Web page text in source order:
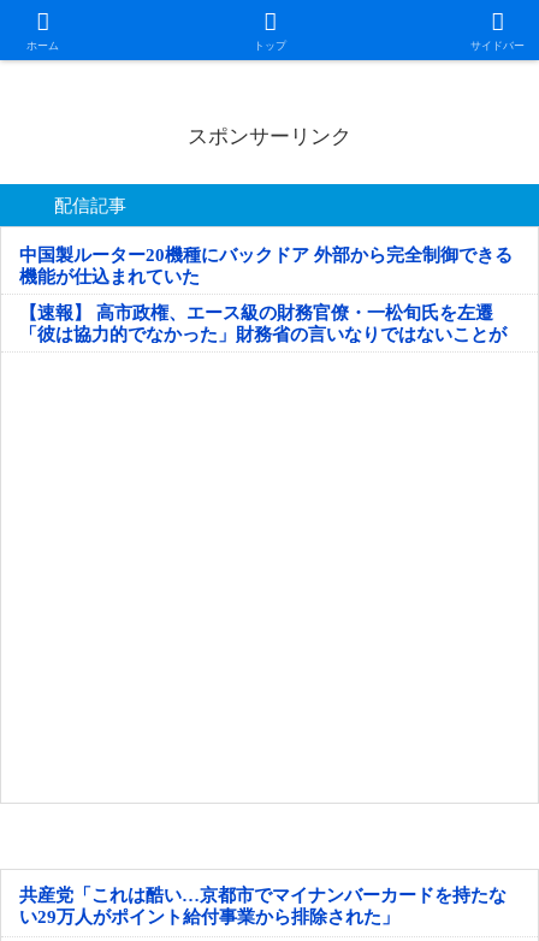
ホーム トップ サイドバー
日本第一！ニュース録
スポンサーリンク
配信記事
中国製ルーター20機種にバックドア 外部から完全制御できる
機能が仕込まれていた
【速報】 高市政権、エース級の財務官僚・一松旬氏を左遷
「彼は協力的でなかった」財務省の言いなりではないことが
判明
共産党「これは酷い…京都市でマイナンバーカードを持たな
い29万人がポイント給付事業から排除された」